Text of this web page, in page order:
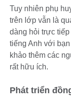
Tuy nhiên phụ
trên lớp vẫn là
dàng hỏi trực
tiếng Anh với
khảo thêm các
rất hữu ích.
Phát triển